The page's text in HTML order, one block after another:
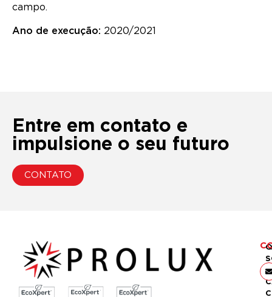
campo.
Ano de execução: 2020/2021
Entre em contato e
impulsione o seu futuro
CONTATO